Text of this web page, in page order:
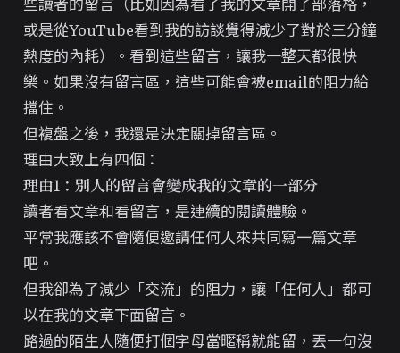
或是從YouTube看到我的訪談覺得減少了對於三分鐘
熱度的內耗）。看到這些留言，讓我一整天都很快
樂。如果沒有留言區，這些可能會被email的阻力給
擋住。
但複盤之後，我還是決定關掉留言區。
理由大致上有四個：
理由1：別人的留言會變成我的文章的一部分
讀者看文章和看留言，是連續的閱讀體驗。
平常我應該不會隨便邀請任何人來共同寫一篇文章
吧。
但我卻為了減少「交流」的阻力，讓「任何人」都可
以在我的文章下面留言。
路過的陌生人隨便打個字母當暱稱就能留，丟一句沒